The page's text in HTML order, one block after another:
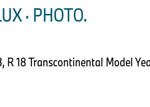
· PHOTO.
R 18 Transcontinental Model